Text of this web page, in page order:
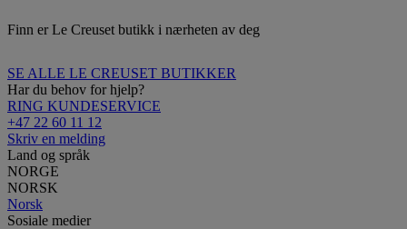
Finn er Le Creuset butikk i nærheten av deg
SE ALLE LE CREUSET BUTIKKER
Har du behov for hjelp?
RING KUNDESERVICE
+47 22 60 11 12
Skriv en melding
Land og språk
NORGE
NORSK
Norsk
Sosiale medier